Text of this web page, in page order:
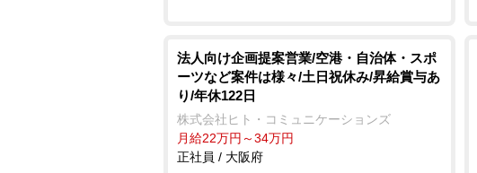
法人向け企画提案営業/空港・自治体・スポ
ーツなど案件は様々/土日祝休み/昇給賞与あ
り/年休122日
株式会社ヒト・コミュニケーションズ
月給22万円～34万円
正社員 / 大阪府